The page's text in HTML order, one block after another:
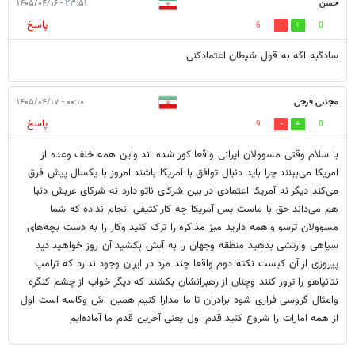
حسن ۲۳:۵۱ - ۱۴۰۵/۰۴/۱۶
0
6
پاسخ
سادگبه اگه به قول شیطان اعتمادکنی
مجتبی فرجی ۰۰:۱۰ - ۱۴۰۵/۰۴/۱۷
0
9
پاسخ
با سلام وقتی مسوولان ایرانی واقعا کور شده اند واین همه خلف وعده از
امریکا می‌بینند چرا بايد دنبال توافق با آمریکا باشند امروز با یکسال پیش فرق
می‌کند دیگر نه آمریکا اعتمادی در بین شرکای ناتو دارد نه شرکای عربش دنیا
هم می‌داند حق با ماست پس آمریکا چه کار کثیفی انجام نداده که شما
مسوولان ترسو واهمه دارید میز مذاکره را ترک کنید وکار را به دست بچه‌های
سپاهی وارتشی بدهید منطقه وجهان را به آتش بکشید آن روز خواهید دید
پیروزی از آن کیست نکته دوم واقعا چند مرد در ایران وجود ندارد که ترامپ
نتانیاهو را ترور کنند وچنان از رهبرانشان بکشند که دیگر خواب از چشم کنگره
وامثال گروسی فراری شود برادران تا ما مدارا کنیم همین اش وکاسه است اول
از همه امارات را شروع کنید قدم اول یعنی آخرین قدم ما آماده‌ایم